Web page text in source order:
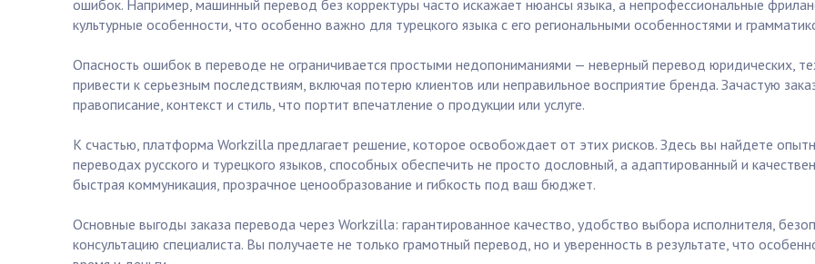
ошибок. Например, машинный перевод без корректуры часто искажает нюансы языка, а непрофессиональные
культурные особенности, что особенно важно для турецкого языка с его региональными особенностями и
Опасность ошибок в переводе не ограничивается простыми недопониманиями — неверный перевод юридических,
привести к серьезным последствиям, включая потерю клиентов или неправильное восприятие бренда. Зачастую
правописание, контекст и стиль, что портит впечатление о продукции или услуге.
К счастью, платформа Workzilla предлагает решение, которое освобождает от этих рисков. Здесь вы найдете
переводах русского и турецкого языков, способных обеспечить не просто дословный, а адаптированный и
быстрая коммуникация, прозрачное ценообразование и гибкость под ваш бюджет.
Основные выгоды заказа перевода через Workzilla: гарантированное качество, удобство выбора исполнителя,
консультацию специалиста. Вы получаете не только грамотный перевод, но и уверенность в результате, что